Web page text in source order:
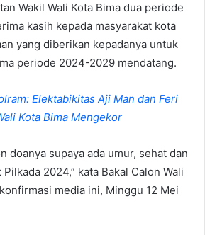
Wakil Wali Kota Bima dua periode
kasih kepada masyarakat kota
yang diberikan kepadanya untuk
periode 2024-2029 mendatang.
Elektabikitas Aji Man dan Feri
Kota Bima Mengekor
doanya supaya ada umur, sehat dan
2024,” kata Bakal Calon Wali
media ini, Minggu 12 Mei